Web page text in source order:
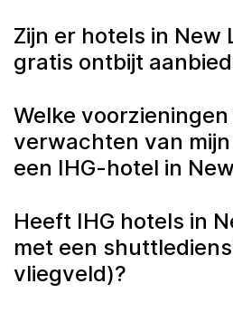
Zijn er hotels in New
gratis ontbijt
Welke
verwachten van
een IHG-hotel in
Heeft IHG hotels in
met een
vliegveld)?